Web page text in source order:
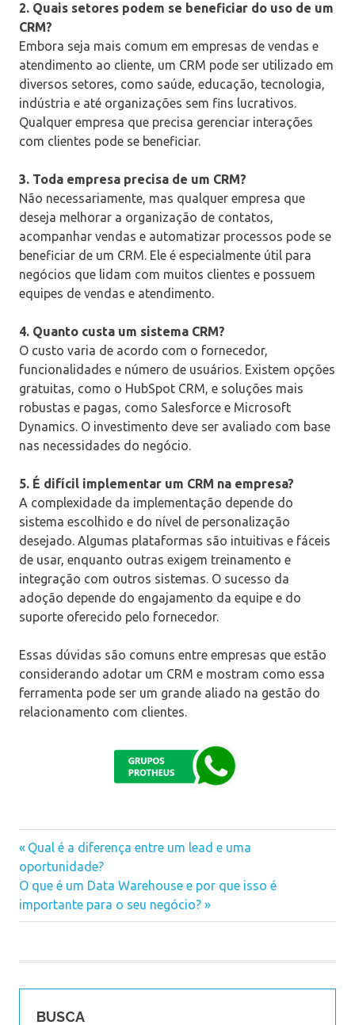
2. Quais setores podem se beneficiar do uso de um
CRM?
Embora seja mais comum em empresas de vendas e
atendimento ao cliente, um CRM pode ser utilizado em
diversos setores, como saúde, educação, tecnologia,
indústria e até organizações sem fins lucrativos.
Qualquer empresa que precisa gerenciar interações
com clientes pode se beneficiar.
3. Toda empresa precisa de um CRM?
Não necessariamente, mas qualquer empresa que
deseja melhorar a organização de contatos,
acompanhar vendas e automatizar processos pode se
beneficiar de um CRM. Ele é especialmente útil para
negócios que lidam com muitos clientes e possuem
equipes de vendas e atendimento.
4. Quanto custa um sistema CRM?
O custo varia de acordo com o fornecedor,
funcionalidades e número de usuários. Existem opções
gratuitas, como o HubSpot CRM, e soluções mais
robustas e pagas, como Salesforce e Microsoft
Dynamics. O investimento deve ser avaliado com base
nas necessidades do negócio.
5. É difícil implementar um CRM na empresa?
A complexidade da implementação depende do
sistema escolhido e do nível de personalização
desejado. Algumas plataformas são intuitivas e fáceis
de usar, enquanto outras exigem treinamento e
integração com outros sistemas. O sucesso da
adoção depende do engajamento da equipe e do
suporte oferecido pelo fornecedor.
Essas dúvidas são comuns entre empresas que estão
considerando adotar um CRM e mostram como essa
ferramenta pode ser um grande aliado na gestão do
relacionamento com clientes.
Navegação
de
Post
Previous
Post:
Qual é a diferença entre um lead e uma
oportunidade?
Next
Post:
O que é um Data Warehouse e por que isso é
importante para o seu negócio?
BUSCA